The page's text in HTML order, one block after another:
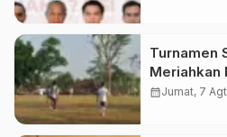
Turnamen
Meriahkan
calendar_monthJumat, 7